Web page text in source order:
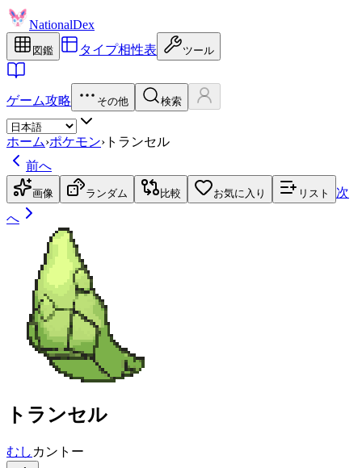
NationalDex
図鑑 タイプ相性表 ツール
ゲーム攻略 その他 検索
ホーム›ポケモン› トランセル
前へ
画像 ランダム 比較 お気に入り リスト
次
へ
トランセル
むし カントー